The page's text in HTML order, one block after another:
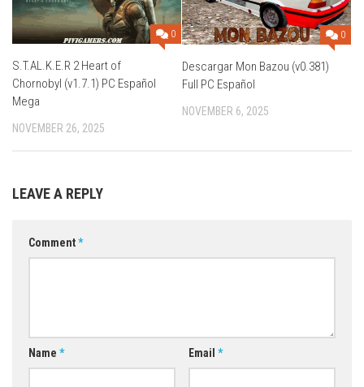
0
S.T.AL.K.E.R 2 Heart of
Chornobyl (v1.7.1) PC Español
Mega
NOVEMBER 26, 2025
0
Descargar Mon Bazou (v0.381)
Full PC Español
NOVEMBER 6, 2025
LEAVE A REPLY
Comment*
Name * Email *